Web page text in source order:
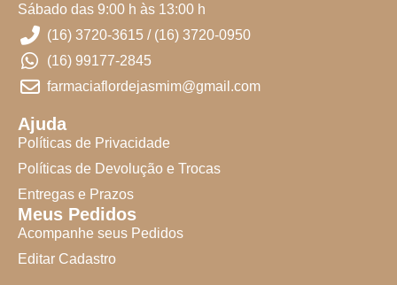
Sábado das 9:00 h às 13:00 h
(16) 3720-3615 / (16) 3720-0950
(16) 99177-2845
farmaciaflordejasmim@gmail.com
Ajuda
Políticas de Privacidade
Políticas de Devolução e Trocas
Entregas e Prazos
Meus Pedidos
Acompanhe seus Pedidos
Editar Cadastro